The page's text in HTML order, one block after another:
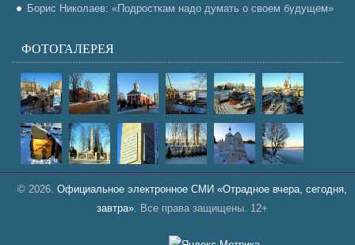
Борис Николаев: «Подросткам надо думать о своем будущем»
ФОТОГАЛЕРЕЯ
© 2026. Официальное электронное СМИ «Отрадное вчера, сегодня,
завтра». Все права защищены. 12+